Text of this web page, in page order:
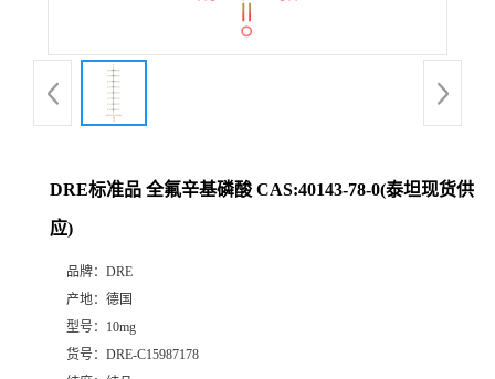
DRE标准品 全氟辛基磷酸 CAS:40143-78-0(泰坦现货供
应)
品牌： DRE
产地： 德国
型号： 10mg
货号： DRE-C15987178